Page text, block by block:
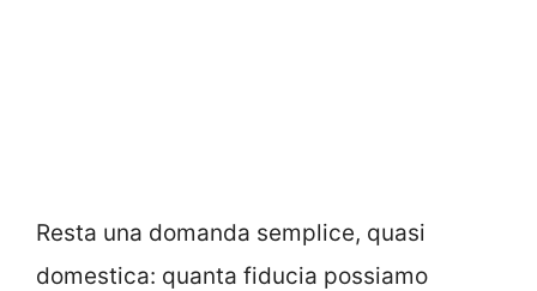
Resta una domanda semplice, quasi
domestica: quanta fiducia possiamo